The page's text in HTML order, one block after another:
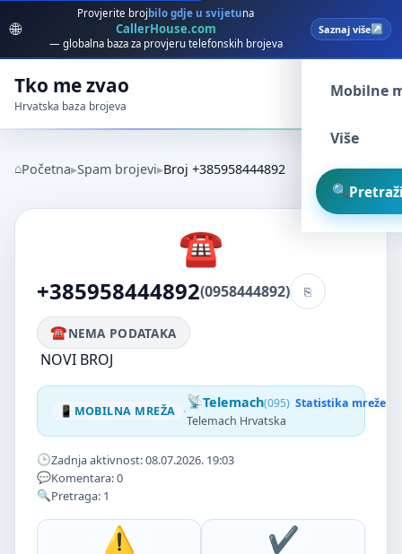
🌐
Provjerite broj bilo gdje u svijetuna
CallerHouse.com
— globalna baza za provjeru telefonskih brojeva
Saznaj više
Tko me zvao
Hrvatska baza brojeva
Spam
Mobilne
Više
Početna Spam brojevi Broj +385958444892
+385958444892(0958444892)
NEMA PODATAKA
NOVI BROJ
MOBILNA MREŽA · Telemach(095) Statistika mreže
Telemach Hrvatska
Zadnja aktivnost: 08.07.2026. 19:03
Komentara: 0
Pretraga: 1